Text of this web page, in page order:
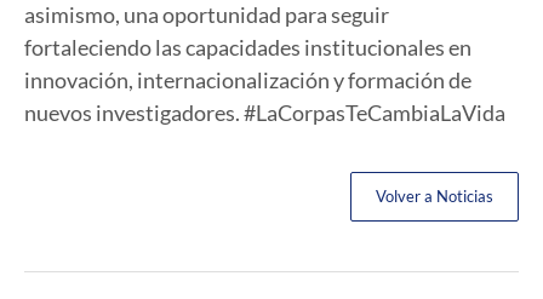
asimismo, una oportunidad para seguir
fortaleciendo las capacidades institucionales en
innovación, internacionalización y formación de
nuevos investigadores. #LaCorpasTeCambiaLaVida
Volver a Noticias